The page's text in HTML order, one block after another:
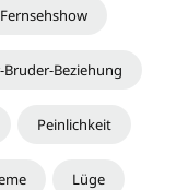
Fernsehshow
Bruder-Beziehung
Peinlichkeit
Lüge